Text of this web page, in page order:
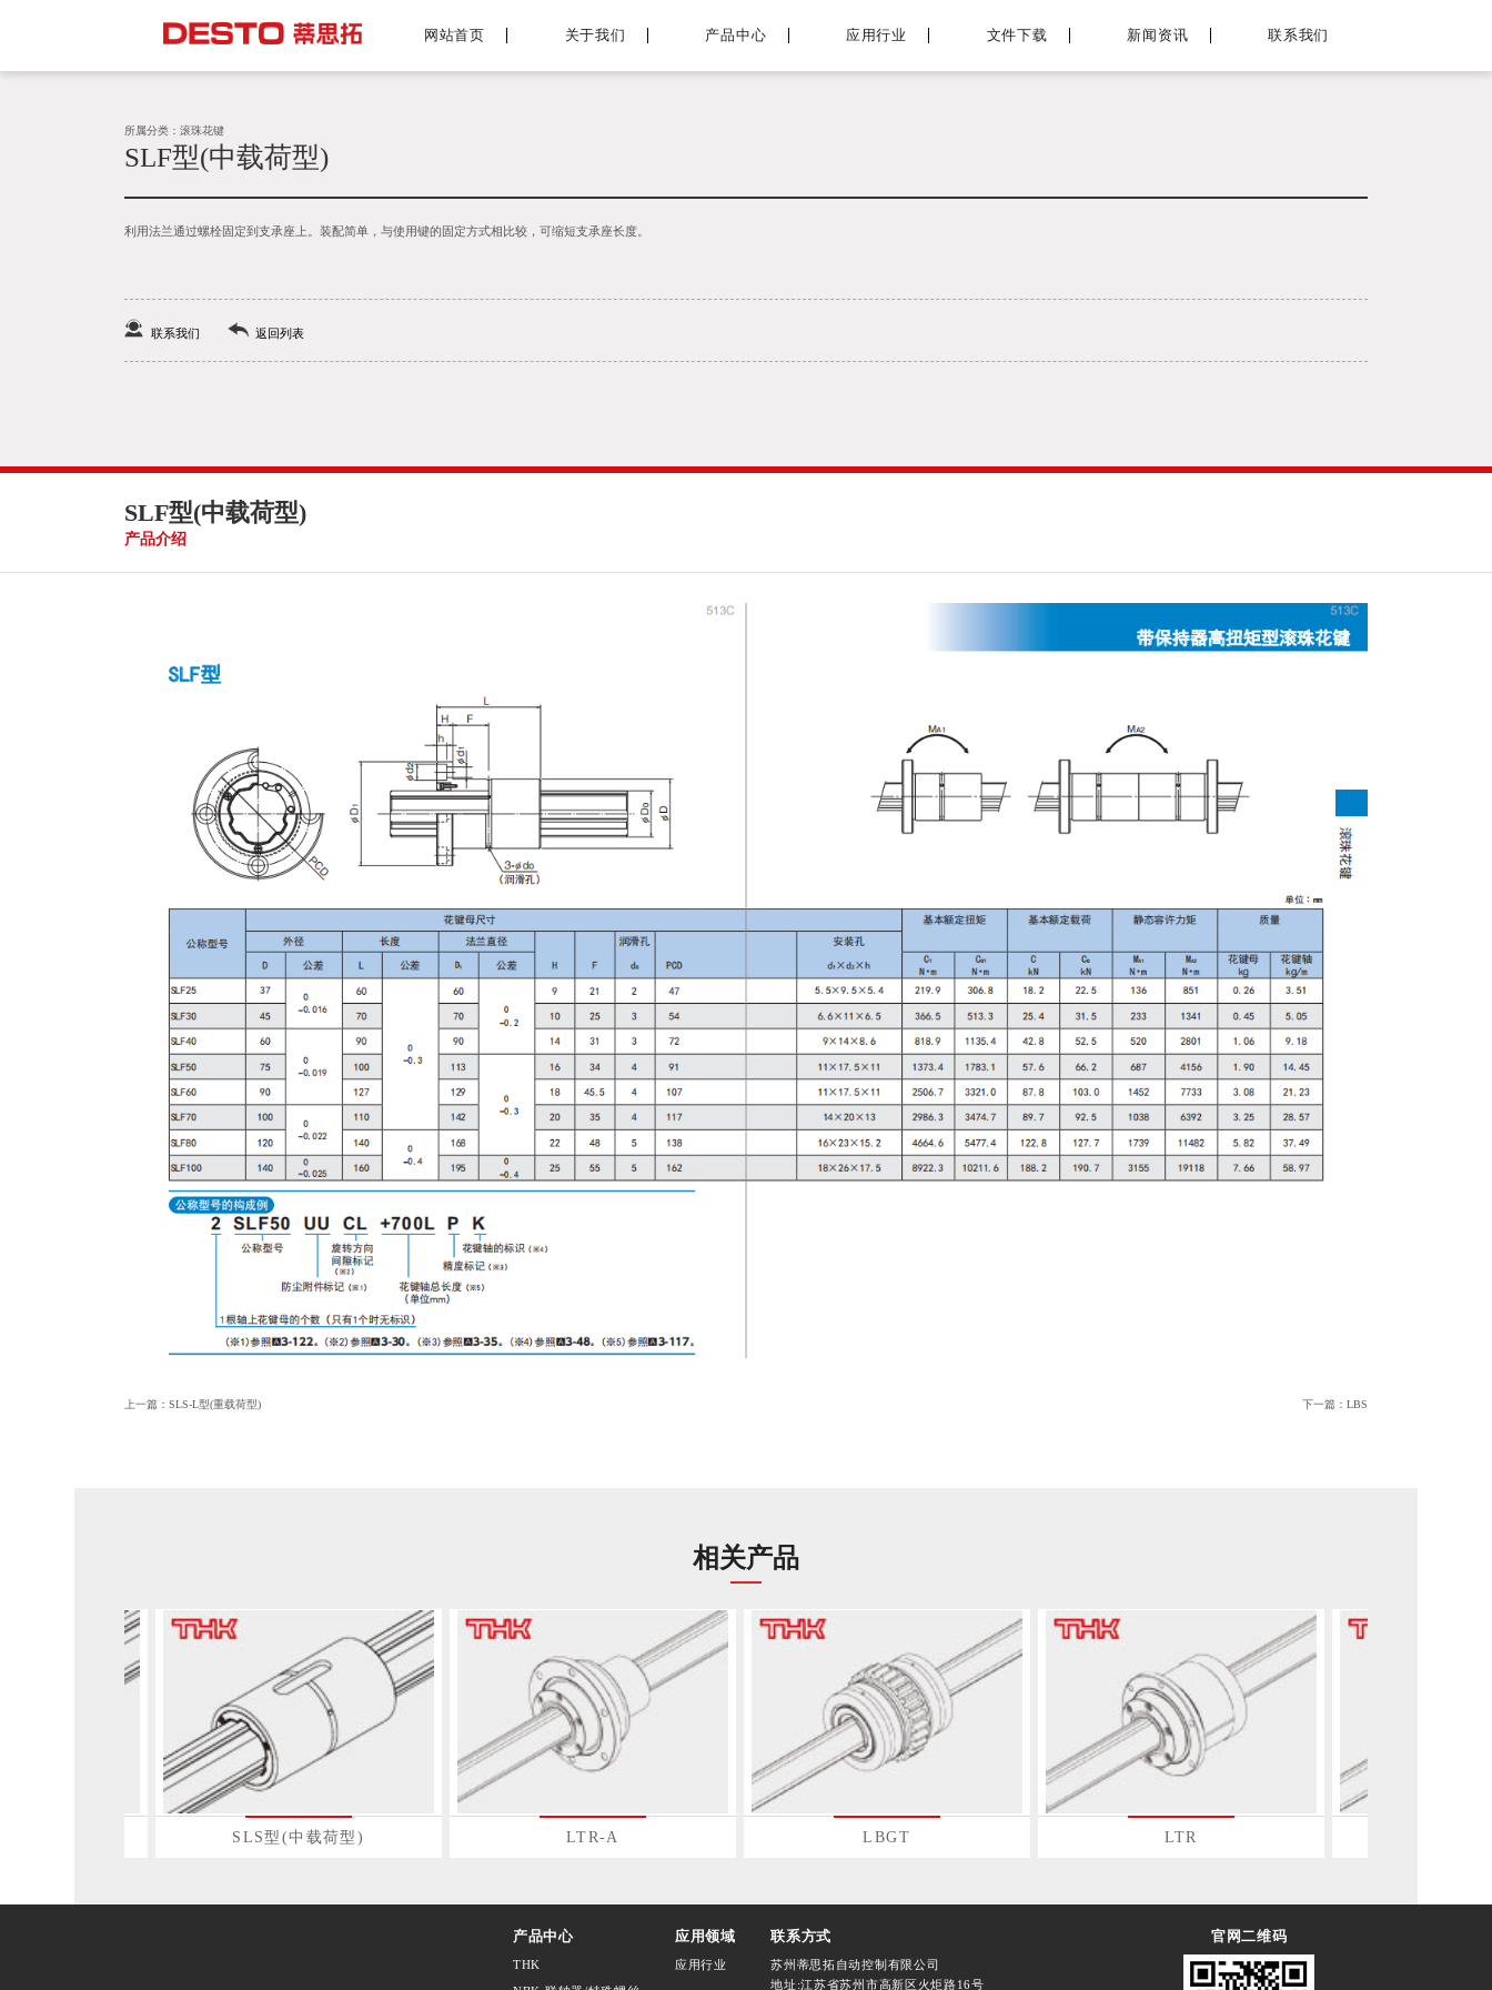
网站首页 关于我们 产品中心 应用行业 文件下载 新闻资讯 联系我们
所属分类：滚珠花键
SLF型(中载荷型)
利用法兰通过螺栓固定到支承座上。装配简单，与使用键的固定方式相比较，可缩短支承座长度。
联系我们 返回列表
SLF型(中载荷型)
产品介绍
上一篇： SLS-L型(重载荷型) 下一篇： LBS
相关产品
SLS型(中载荷型) LTR-A LBGT LTR
产品中心
THK
应用领域
应用行业
联系方式
苏州蒂思拓自动控制有限公司
地址:江苏省苏州市高新区火炬路16号
官网二维码